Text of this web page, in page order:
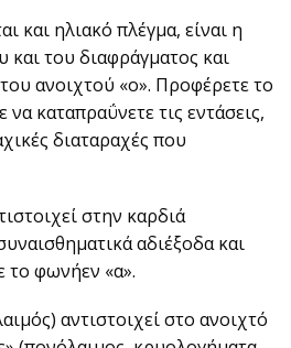
και ηλιακό πλέγμα, είναι η
του διαφράγματος και
ανοιχτού «ο». Προφέρετε το
καταπραΰνετε τις εντάσεις,
διαταραχές που
στην καρδιά
αδιέξοδα και
το φωνήεν «α».
αντιστοιχεί στο ανοιχτό